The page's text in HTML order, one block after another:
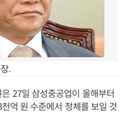
.
27일 삼성중공업이 올해부터
억 원 수준에서 정체를 보일 것